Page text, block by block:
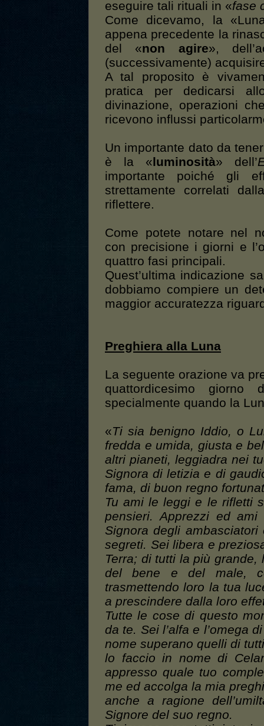
eseguire tali rituali in «fase
Come dicevamo, la
appena precedente la
del «non agire»,
(successivamente)
A tal proposito è
pratica per dedicarsi
divinazione, operazioni
ricevono influssi
Un importante dato da
è la «luminosità» dell’
importante poiché gli
strettamente correlati
riflettere.
Come potete notare nel
con precisione i giorni e
quattro fasi principali.
Quest’ultima indicazione
dobbiamo compiere un
maggior accuratezza
Preghiera alla Luna
La seguente orazione va
quattordicesimo
specialmente quando la
«Ti sia benigno Iddio, o
fredda e umida, giusta e
altri pianeti, leggiadra nei
Signora di letizia e di
fama, di buon regno
Tu ami le leggi e le rifletti
pensieri. Apprezzi ed
Signora degli
segreti. Sei libera e
Terra; di tutti la più
del bene e del male,
trasmettendo loro la tua
a prescindere dalla loro
Tutte le cose di questo
da te. Sei l’alfa e l’omega
nome superano quelli di
lo faccio in nome di
appresso quale tuo
me ed accolga la mia
anche a ragione
Signore del suo regno.